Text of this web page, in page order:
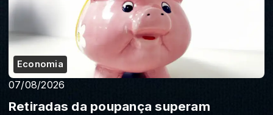
Economia
07/08/2026
Retiradas da poupança superam